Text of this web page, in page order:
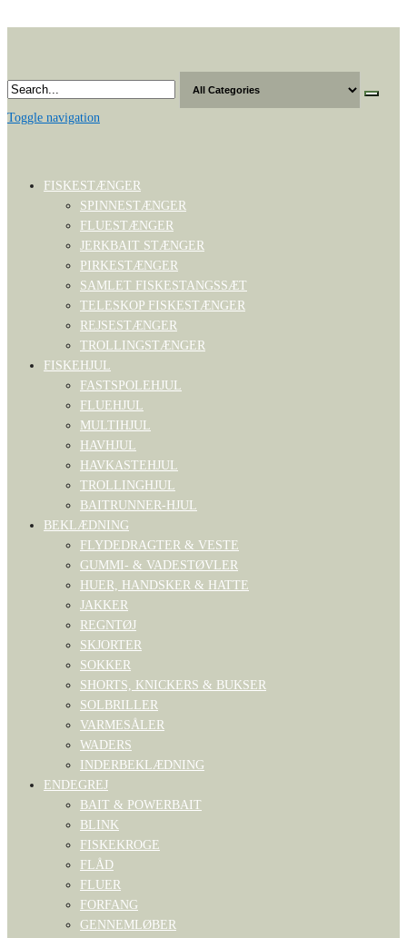
content
Toggle navigation
FISKESTÆNGER
SPINNESTÆNGER
FLUESTÆNGER
JERKBAIT STÆNGER
PIRKESTÆNGER
SAMLET FISKESTANGSSÆT
TELESKOP FISKESTÆNGER
REJSESTÆNGER
TROLLINGSTÆNGER
FISKEHJUL
FASTSPOLEHJUL
FLUEHJUL
MULTIHJUL
HAVHJUL
HAVKASTEHJUL
TROLLINGHJUL
BAITRUNNER-HJUL
BEKLÆDNING
FLYDEDRAGTER & VESTE
GUMMI- & VADESTØVLER
HUER, HANDSKER & HATTE
JAKKER
REGNTØJ
SKJORTER
SOKKER
SHORTS, KNICKERS & BUKSER
SOLBRILLER
VARMESÅLER
WADERS
INDERBEKLÆDNING
ENDEGREJ
BAIT & POWERBAIT
BLINK
FISKEKROGE
FLÅD
FLUER
FORFANG
GENNEMLØBER